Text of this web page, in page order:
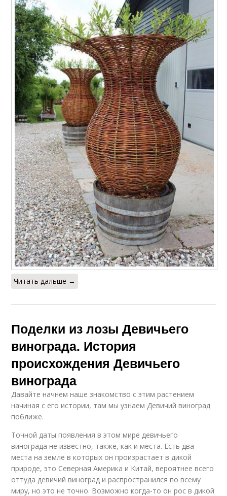
Читать дальше →
Поделки из лозы Девичьего
винограда. История
происхождения Девичьего
винограда
Давайте начнем наше знакомство с этим растением
начиная с его истории, там мы узнаем Девичий виноград
поближе.
Точной даты появления в этом мире девичьего
винограда не известно, также, как и места. Есть два
места на земле в которых он произрастает в дикой
природе, это Северная Америка и Китай, вероятнее всего
оттуда девичий виноград и распространился по всему
миру, но это не точно. Возможно когда-то он рос в дикой